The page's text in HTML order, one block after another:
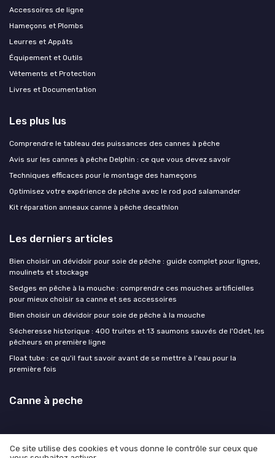
Accessoires de ligne
Hameçons et Plombs
Leurres et Appâts
Équipement et Outils
Vêtements et Protection
Livres et Documentation
Les plus lus
Comprendre le tableau des puissances des cannes à pêche
Avis sur les cannes à pêche Delphin : ce que vous devez savoir
Techniques efficaces pour le montage des hameçons
Optimisez votre expérience de pêche avec le rod pod salamander
Kit réparation anneaux canne à pêche decathlon
Les derniers articles
Bien choisir un dévidoir pour soie de pêche : guide complet pour lignes,
moulinets et stockage
Sedges en pêche à la mouche : comprendre ces mouches artificielles
pour mieux choisir sa canne et ses accessoires
Bien choisir un dévidoir pour soie de pêche à la mouche
Sécheresse historique : 400 truites et 13 saumons sauvés de l'Odet, les
pêcheurs en première ligne
Float tube : ce qu'il faut savoir avant de se mettre à l'eau pour la
première fois
Canne à peche
Ce site utilise des cookies et vous donne le contrôle sur ceux que